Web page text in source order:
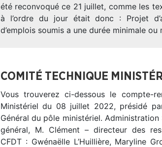
été reconvoqué ce 21 juillet, comme les
à l’ordre du jour était donc : Projet
d’emplois soumis a une durée minimale ou
COMITÉ TECHNIQUE
Vous trouverez ci-dessous le compte-
Ministériel du 08 juillet 2022, présidé
Général du pôle ministériel.
général, M. Clément – directeur des
CFDT : Gwénaëlle L’Huillière, Maryline